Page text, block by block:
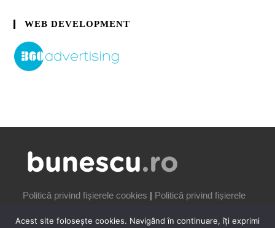
WEB DEVELOPMENT
Politică privind fișierele cookies | Politică privind fișierele
Acest site folosește cookies. Navigând în continuare, îți exprimi